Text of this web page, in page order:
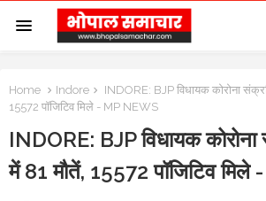
Home Indore
INDORE: BJP विधायक कोरोना
15572 पॉजिटिव मिले - MP NEWS
INDORE: BJP विधायक
में 81 मौतें, 15572 पॉजिटिव